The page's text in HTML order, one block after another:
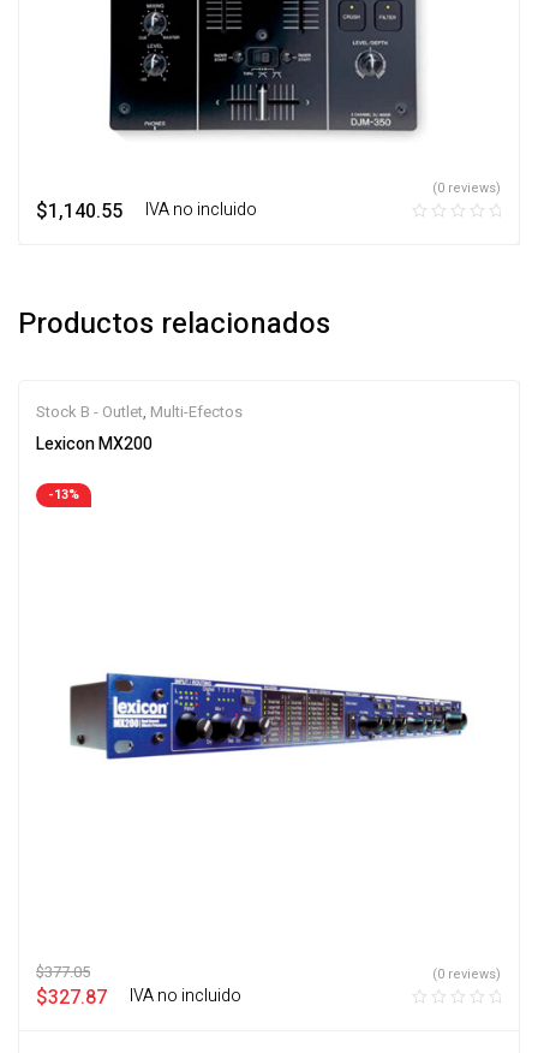
$1,140.55 ‎ ‎ ‎ IVA no incluido
(0 reviews)
Productos relacionados
Stock B - Outlet, Multi-Efectos
Lexicon MX200
-13%
$377.05
$327.87 ‎ ‎ ‎ IVA no incluido
(0 reviews)